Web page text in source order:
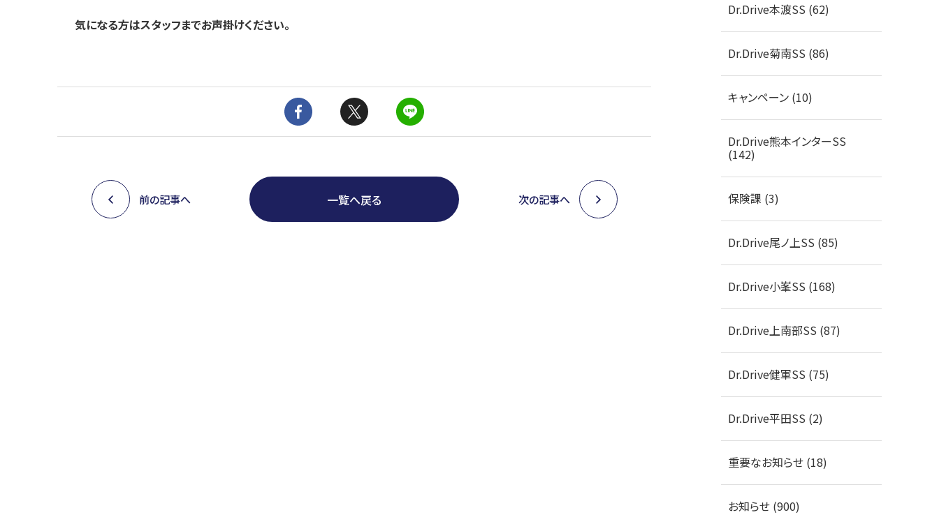
気になる方はスタッフまでお声掛けください。
一覧へ戻る
前の記事へ 次の記事へ
Dr.Drive本渡SS (62)
Dr.Drive菊南SS (86)
キャンペーン (10)
Dr.Drive熊本インターSS
(142)
保険課 (3)
Dr.Drive尾ノ上SS (85)
Dr.Drive小峯SS (168)
Dr.Drive上南部SS (87)
Dr.Drive健軍SS (75)
Dr.Drive平田SS (2)
重要なお知らせ (18)
お知らせ (900)